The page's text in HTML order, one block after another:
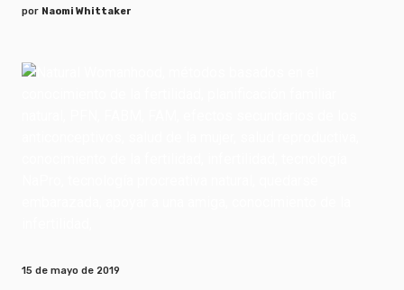
por Naomi Whittaker
15 de mayo de 2019